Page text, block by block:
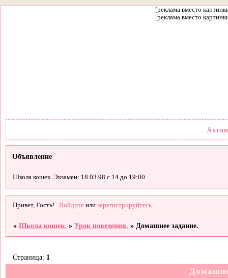
[реклама вместо
[реклама вместо
Объявление
Школа кошек. Экзамен: 18.03.98 с 14 до 19:00
Привет, Гость! Войдите илизарегистрируйтесь
»Школа кошек. »Урок поведения. »Домашнее задание.
Страница: 1